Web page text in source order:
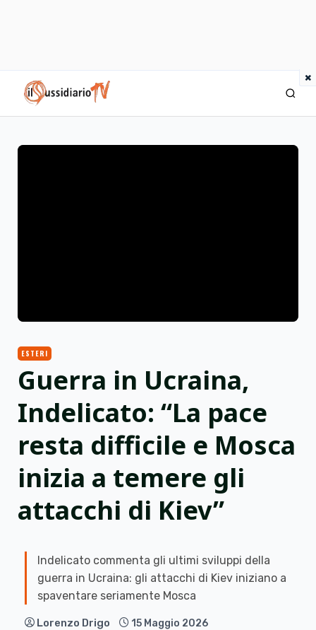
×
IlSussidiario TV
ESTERI
Guerra in Ucraina,
Indelicato: “La pace
resta difficile e Mosca
inizia a temere gli
attacchi di Kiev”
Indelicato commenta gli ultimi sviluppi della
guerra in Ucraina: gli attacchi di Kiev iniziano a
spaventare seriamente Mosca
Lorenzo Drigo 15 Maggio 2026